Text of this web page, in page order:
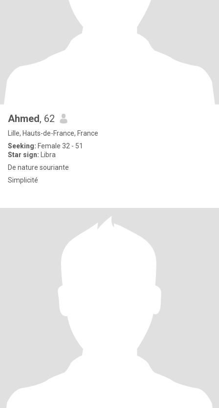
Ahmed, 62
Lille, Hauts-de-France, France
Seeking: Female 32 - 51
Star sign: Libra
De nature souriante
Simplicité